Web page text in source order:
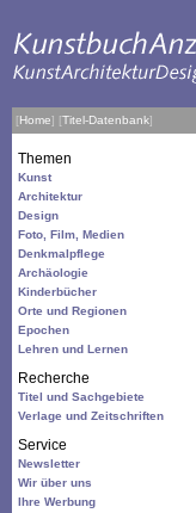
[Home] [Titel-Datenbank]
Themen
Kunst
Architektur
Design
Foto, Film, Medien
Denkmalpflege
Archäologie
Kinderbücher
Orte und Regionen
Epochen
Lehren und Lernen
Recherche
Titel und Sachgebiete
Verlage und Zeitschriften
Service
Newsletter
Wir über uns
Ihre Werbung